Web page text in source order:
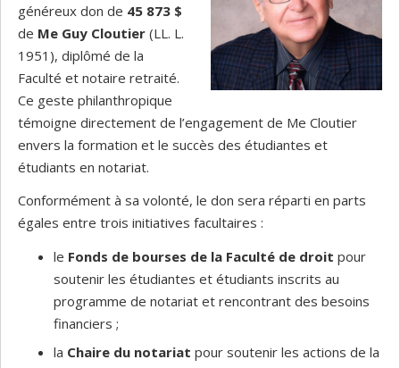
généreux don de 45 873 $
de Me Guy Cloutier (LL. L.
1951), diplômé de la
Faculté et notaire retraité.
Ce geste philanthropique
témoigne directement de l’engagement de Me Cloutier
envers la formation et le succès des étudiantes et
étudiants en notariat.
Conformément à sa volonté, le don sera réparti en parts
égales entre trois initiatives facultaires :
le Fonds de bourses de la Faculté de droit pour
soutenir les étudiantes et étudiants inscrits au
programme de notariat et rencontrant des besoins
financiers ;
la Chaire du notariat pour soutenir les actions de la